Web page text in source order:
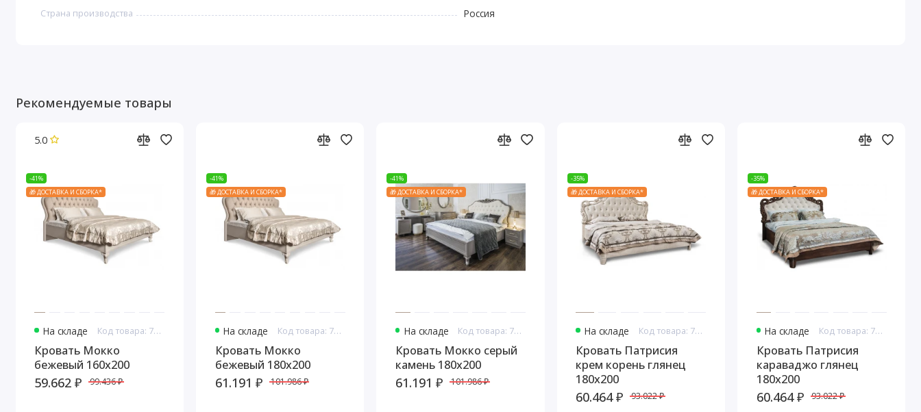
Страна производства Россия
Рекомендуемые товары
5.0
-41%
🎁 ДОСТАВКА И СБОРКА*
На складе Код товара: 7662
Кровать Мокко
бежевый 160х200
59.662 ₽ 99.436 ₽
-41%
🎁 ДОСТАВКА И СБОРКА*
На складе Код товара: 7663
Кровать Мокко
бежевый 180х200
61.191 ₽ 101.986 ₽
-41%
🎁 ДОСТАВКА И СБОРКА*
На складе Код товара: 7665
Кровать Мокко серый
камень 180х200
61.191 ₽ 101.986 ₽
-35%
🎁 ДОСТАВКА И СБОРКА*
На складе Код товара: 7671
Кровать Патрисия
крем корень глянец
180х200
60.464 ₽ 93.022 ₽
-35%
🎁 ДОСТАВКА И СБОРКА*
На складе Код товара: 7673
Кровать Патрисия
караваджо глянец
180х200
60.464 ₽ 93.022 ₽